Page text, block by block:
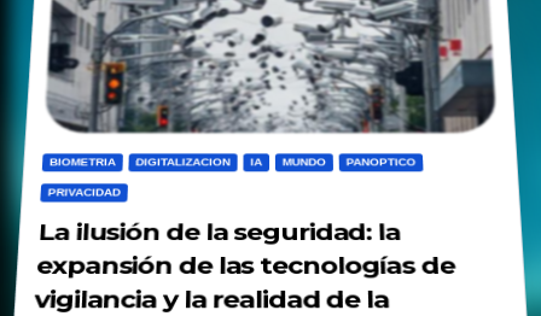
BIOMETRIA DIGITALIZACION IA MUNDO PANOPTICO
PRIVACIDAD
La ilusión de la seguridad: la
expansión de las tecnologías de
vigilancia y la realidad de la